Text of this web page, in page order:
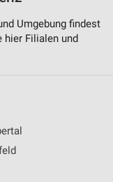
Umgebung findest
hier Filialen und